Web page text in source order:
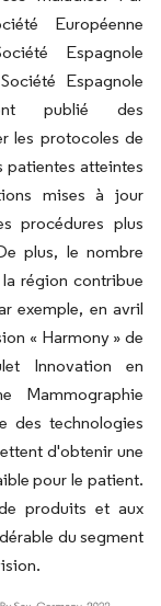
Européenne
Espagnole
Espagnole
publié des
les protocoles de
patientes atteintes
mises à jour
procédures plus
plus, le nombre
région contribue
exemple, en avril
« Harmony » de
Innovation en
Mammographie
des technologies
d'obtenir une
pour le patient.
produits et aux
du segment